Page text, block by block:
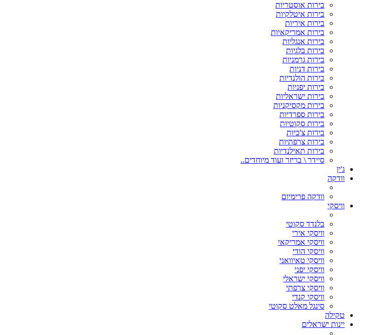
בירות אוסטריות
בירות איטלקיות
בירות איריות
בירות אמריקאיות
בירות אנגליות
בירות בלגיות
בירות גרמניות
בירות דניות
בירות הולנדיות
בירות יפניות
בירות ישראליות
בירות מקסיקניות
בירות ספרדיות
בירות סקוטיות
בירות צ'כיות
בירות צרפתיות
בירות תאילנדיות
סיידר \ בריזר ועוד מיוחדים..
ג'ין
וודקה
וודקה פרימיום
וויסקי
בלנדד סקוטי
וויסקי אירי
וויסקי אמריקאי
וויסקי הודי
וויסקי טאיוואני
וויסקי יפני
וויסקי ישראלי
וויסקי צרפתי
וויסקי קנדי
סינגל מאלט סקוטי
טקילה
יינות ישראלים